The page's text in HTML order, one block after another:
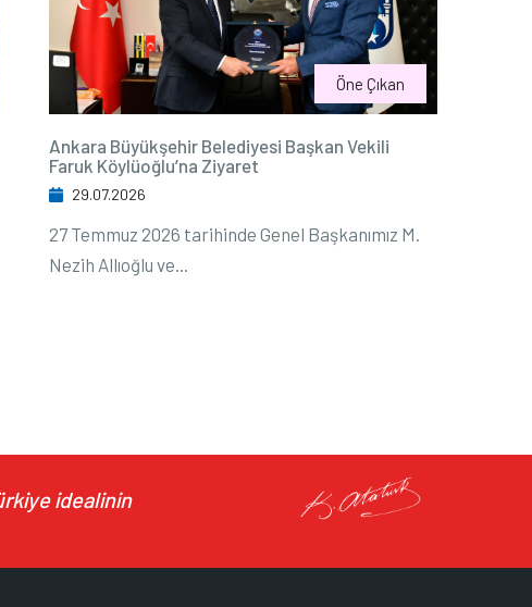
Öne Çıkan
Ankara Büyükşehir Belediyesi Başkan Vekili
Faruk Köylüoğlu’na Ziyaret
29.07.2026
27 Temmuz 2026 tarihinde Genel Başkanımız M.
Nezih Allıoğlu ve...
idealinin